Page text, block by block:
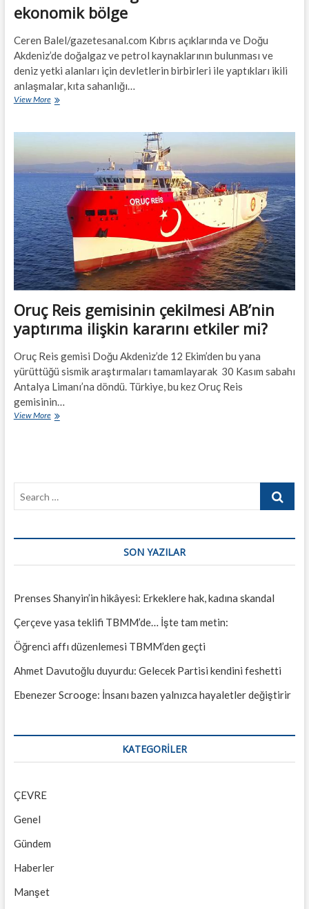
ekonomik bölge
Ceren Balel/gazetesanal.com Kıbrıs açıklarında ve Doğu
Akdeniz’de doğalgaz ve petrol kaynaklarının bulunması ve
deniz yetki alanları için devletlerin birbirleri ile yaptıkları ikili
anlaşmalar, kıta sahanlığı…
View MoreDenizlerin
Oruç Reis gemisinin çekilmesi AB’nin
yaptırıma ilişkin kararını etkiler mi?
Oruç Reis gemisi Doğu Akdeniz’de 12 Ekim’den bu yana
yürüttüğü sismik araştırmaları tamamlayarak 30 Kasım sabahı
Antalya Limanı’na döndü. Türkiye, bu kez Oruç Reis
gemisinin…
View MoreOruç
kararını
Search
SON YAZILAR
Prenses Shanyin’in hikâyesi: Erkeklere hak, kadına skandal
Çerçeve yasa teklifi TBMM’de… İşte tam metin:
Öğrenci affı düzenlemesi TBMM’den geçti
Ahmet Davutoğlu duyurdu: Gelecek Partisi kendini feshetti
Ebenezer Scrooge: İnsanı bazen yalnızca hayaletler değiştirir
KATEGORILER
ÇEVRE
Genel
Gündem
Haberler
Manşet